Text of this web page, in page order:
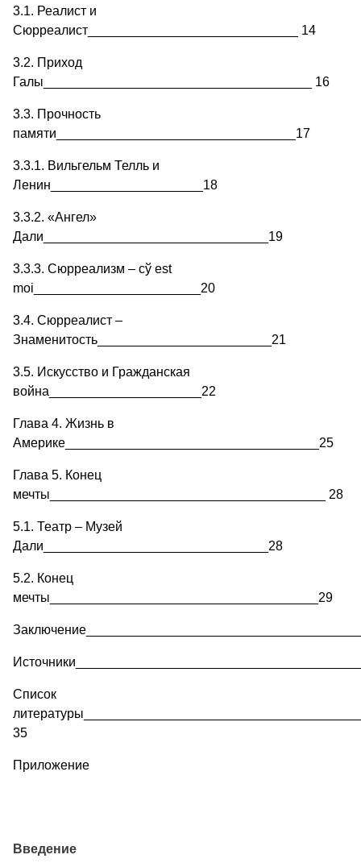
3.1. Реалист и
Сюрреалист_____________________________ 14
3.2. Приход
Галы_____________________________________ 16
3.3. Прочность
памяти_________________________________17
3.3.1. Вильгельм Телль и
Ленин_____________________18
3.3.2. «Ангел»
Дали_______________________________19
3.3.3. Сюрреализм – cў est
moi_______________________20
3.4. Сюрреалист –
Знаменитость________________________21
3.5. Искусство и Гражданская
война_____________________22
Глава 4. Жизнь в
Америке___________________________________25
Глава 5. Конец
мечты______________________________________ 28
5.1. Театр – Музей
Дали_______________________________28
5.2. Конец
мечты_____________________________________29
Список
35
Приложение
Введение